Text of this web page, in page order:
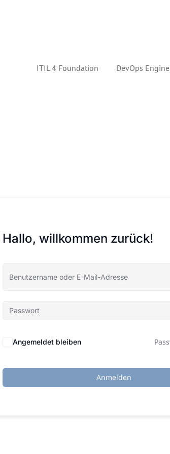
ITIL 4 Foundation DevOps
Hallo, willkommen zurück!
Angemeldet bleiben
Anmelden